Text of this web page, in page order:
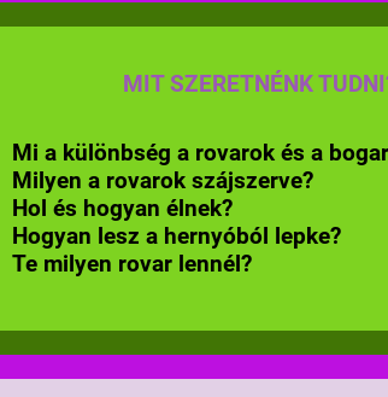
MIT SZERETNÉNK
Mi a különbség a rovarok és a
Milyen a rovarok szájszerve?
Hol és hogyan élnek?
Hogyan lesz a hernyóból lepke?
Te milyen rovar lennél?